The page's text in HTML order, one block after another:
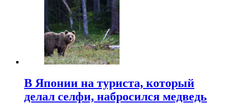
В Японии на туриста, который
делал селфи, набросился медведь